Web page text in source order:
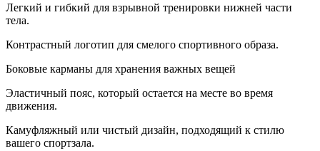
Легкий и гибкий для взрывной тренировки нижней части
тела.
Контрастный логотип для смелого спортивного образа.
Боковые карманы для хранения важных вещей
Эластичный пояс, который остается на месте во время
движения.
Камуфляжный или чистый дизайн, подходящий к стилю
вашего спортзала.